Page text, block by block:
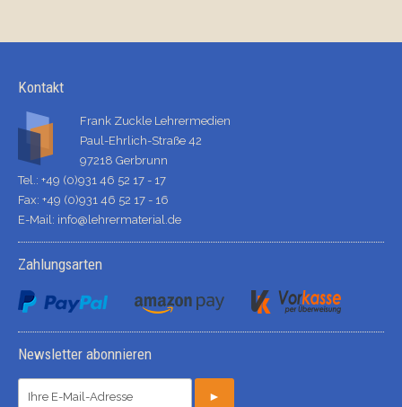
Kontakt
Frank Zuckle Lehrermedien
Paul-Ehrlich-Straße 42
97218 Gerbrunn
Tel.: +49 (0)931 46 52 17 - 17
Fax: +49 (0)931 46 52 17 - 16
E-Mail: info@lehrermaterial.de
Zahlungsarten
Newsletter abonnieren
►